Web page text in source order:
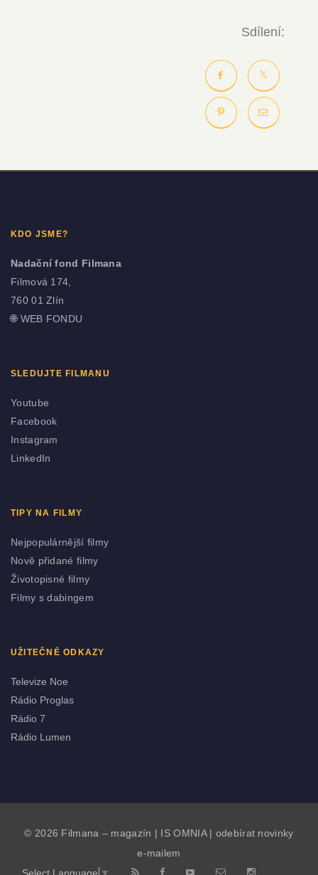
Sdílení:
KDO JSME?
Nadační fond Filmana
Filmová 174,
760 01 Zlín
🌐 WEB FONDU
SLEDUJTE FILMANU
Youtube
Facebook
Instagram
LinkedIn
TIPY NA FILMY
Nejpopulárnější filmy
Nově přidané filmy
Životopisné filmy
Filmy s dabingem
UŽITEČNÉ ODKAZY
Televize Noe
Rádio Proglas
Rádio 7
Rádio Lumen
© 2026 Filmana – magazín | IS OMNIA| odebírat novinky
e-mailem